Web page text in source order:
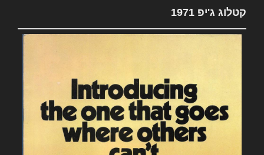
קטלוג ג'יפ 1971